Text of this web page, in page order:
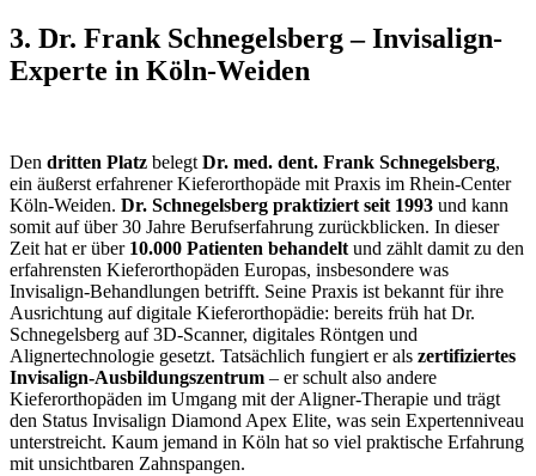
3. Dr. Frank Schnegelsberg – Invisalign-
Experte in Köln-Weiden
Den dritten Platz belegt Dr. med. dent. Frank Schnegelsberg,
ein äußerst erfahrener Kieferorthopäde mit Praxis im Rhein-Center
Köln-Weiden. Dr. Schnegelsberg praktiziert seit 1993 und kann
somit auf über 30 Jahre Berufserfahrung zurückblicken. In dieser
Zeit hat er über 10.000 Patienten behandelt und zählt damit zu den
erfahrensten Kieferorthopäden Europas, insbesondere was
Invisalign-Behandlungen betrifft. Seine Praxis ist bekannt für ihre
Ausrichtung auf digitale Kieferorthopädie: bereits früh hat Dr.
Schnegelsberg auf 3D-Scanner, digitales Röntgen und
Alignertechnologie gesetzt. Tatsächlich fungiert er als zertifiziertes
Invisalign-Ausbildungszentrum – er schult also andere
Kieferorthopäden im Umgang mit der Aligner-Therapie und trägt
den Status Invisalign Diamond Apex Elite, was sein Expertenniveau
unterstreicht. Kaum jemand in Köln hat so viel praktische Erfahrung
mit unsichtbaren Zahnspangen.